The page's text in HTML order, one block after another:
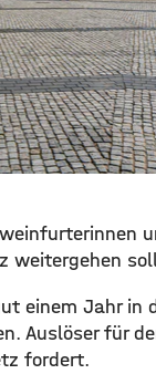
weitergehen
einem Jahr in
Auslöser für
fordert.